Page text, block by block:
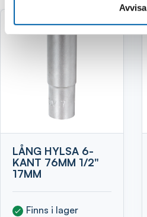
Avvisa
LÅNG HYLSA 6-
KANT 76MM 1/2"
17MM
Finns i lager